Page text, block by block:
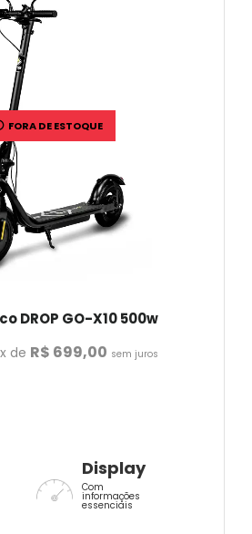
FORA DE ESTOQUE
DROP GO-X10 500w
de R$ 699,00 sem juros
Display
Com
informações
essenciais